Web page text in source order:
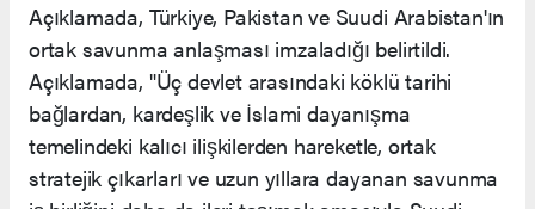
Açıklamada, Türkiye, Pakistan ve Suudi Arabistan'ın
ortak savunma anlaşması imzaladığı belirtildi.
Açıklamada, "Üç devlet arasındaki köklü tarihi
bağlardan, kardeşlik ve İslami dayanışma
temelindeki kalıcı ilişkilerden hareketle, ortak
stratejik çıkarları ve uzun yıllara dayanan savunma